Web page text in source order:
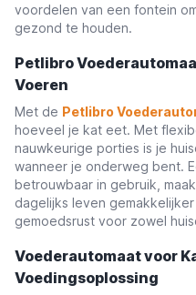
voordelen van een fontein
gezond te houden.
Petlibro
Voeren
Met de Petlibro
hoeveel je kat eet. Met
nauwkeurige porties is je
wanneer je onderweg bent.
betrouwbaar in gebruik,
dagelijks leven
gemoedsrust voor zowel
Voederautomaat voor
Voedingsoplossing